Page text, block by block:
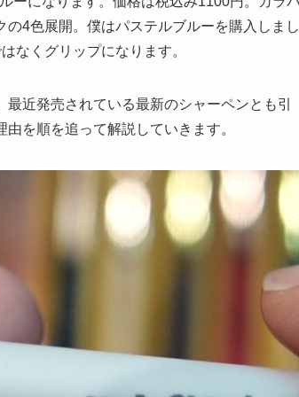
の4色展開 。僕はパステルブルーを購入しまし
なくグリップになります。
近発売されている最新のシャーペンとも引
を順を追って解説していきます。